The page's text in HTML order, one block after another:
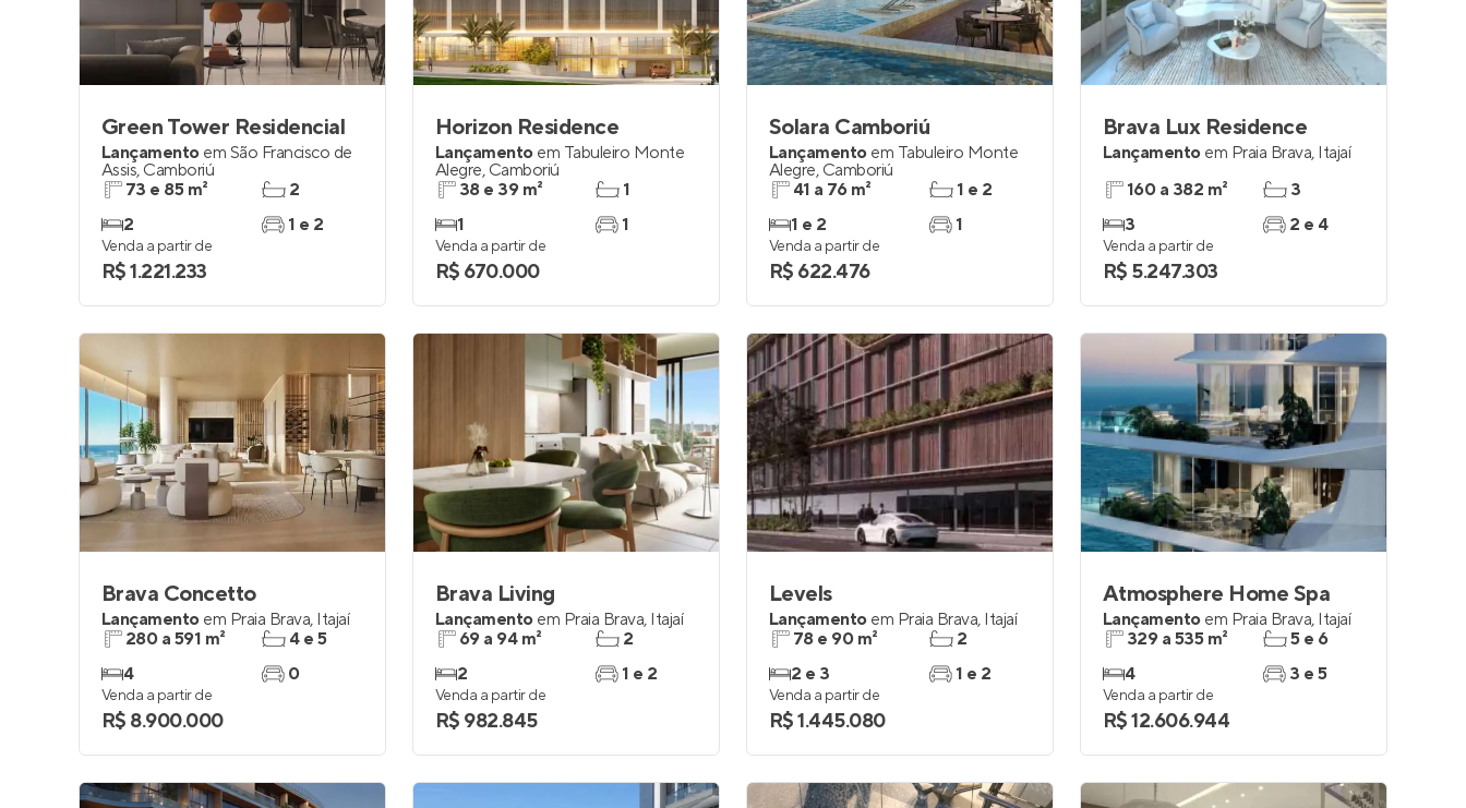
Green Tower Residencial
Lançamento em São Francisco de
Assis, Camboriú
73 e 85 m²
2
2
1 e 2
Venda a partir de
R$ 1.221.233
Horizon Residence
Lançamento em Tabuleiro Monte
Alegre, Camboriú
38 e 39 m²
1
1
1
Venda a partir de
R$ 670.000
Solara Camboriú
Lançamento em Tabuleiro Monte
Alegre, Camboriú
41 a 76 m²
1 e 2
1 e 2
1
Venda a partir de
R$ 622.476
Brava Lux Residence
Lançamento em Praia Brava, Itajaí
160 a 382 m²
3
3
2 e 4
Venda a partir de
R$ 5.247.303
Brava Concetto
Lançamento em Praia Brava, Itajaí
280 a 591 m²
4
4 e 5
0
Venda a partir de
R$ 8.900.000
Brava Living
Lançamento em Praia Brava, Itajaí
69 a 94 m²
2
2
1 e 2
Venda a partir de
R$ 982.845
Levels
Lançamento em Praia Brava, Itajaí
78 e 90 m²
2 e 3
2
1 e 2
Venda a partir de
R$ 1.445.080
Atmosphere Home Spa
Lançamento em Praia Brava, Itajaí
329 a 535 m²
4
5 e 6
3 e 5
Venda a partir de
R$ 12.606.944